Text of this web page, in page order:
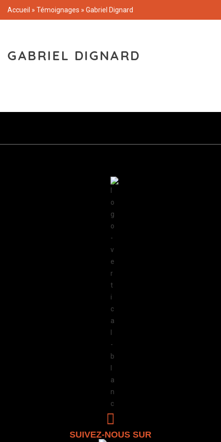
Accueil » Témoignages » Gabriel Dignard
GABRIEL DIGNARD
SUIVEZ-NOUS SUR